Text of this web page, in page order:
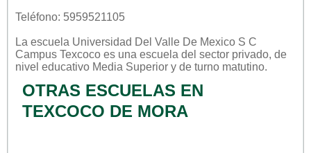
Teléfono: 5959521105
La escuela Universidad Del Valle De Mexico S C
Campus Texcoco es una escuela del sector privado, de
nivel educativo Media Superior y de turno matutino.
OTRAS ESCUELAS EN
TEXCOCO DE MORA